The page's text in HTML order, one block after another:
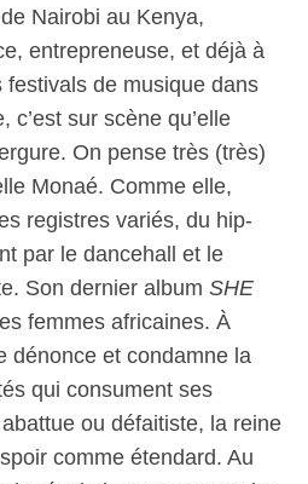
Nairobi au Kenya,
entrepreneuse, et déjà à
festivals de musique dans
c’est sur scène qu’elle
On pense très (très)
Monaé. Comme elle,
registres variés, du hip-
par le dancehall et le
Son dernier albumSHE
femmes africaines. À
dénonce et condamne la
qui consument ses
ou défaitiste, la reine
comme étendard. Au